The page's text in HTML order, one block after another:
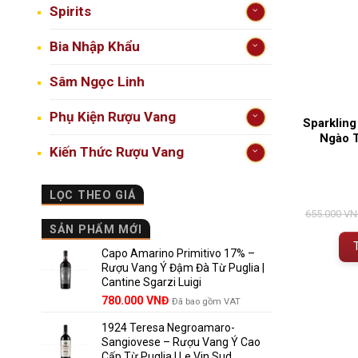
Spirits
Bia Nhập Khẩu
Sâm Ngọc Linh
Phụ Kiện Rượu Vang
Kiến Thức Rượu Vang
LỌC THEO GIÁ
SẢN PHẨM MỚI
Capo Amarino Primitivo 17% –
Rượu Vang Ý Đậm Đà Từ Puglia |
Cantine Sgarzi Luigi
Giá
là:
858.000 VNĐ.
780.000 VNĐGiá
tại
là:
Đã bao gồm VAT
1924 Teresa Negroamaro-
Sangiovese – Rượu Vang Ý Cao
Ngào
655.000